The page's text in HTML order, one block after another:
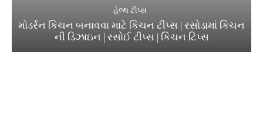
હેલ્થ ટીપ્સ
મોડર્રન કિચન બનાવવા માટે કિચન ટીપ્સ | રસોડામાં કિચન
ની ડિઝાઇન | રસોઈ ટીપ્સ | કિચન ટિપ્સ